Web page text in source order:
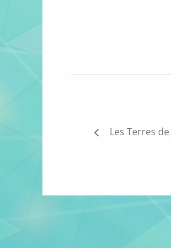
Navigation
Les Terres